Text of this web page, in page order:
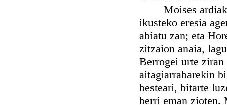
Moises ardiakin
ikusteko eresia
abiatu zan; eta
zitzaion anaia,
Berrogei urte
aitagiarrabarekin
besteari, bitarte
berri eman zioten.